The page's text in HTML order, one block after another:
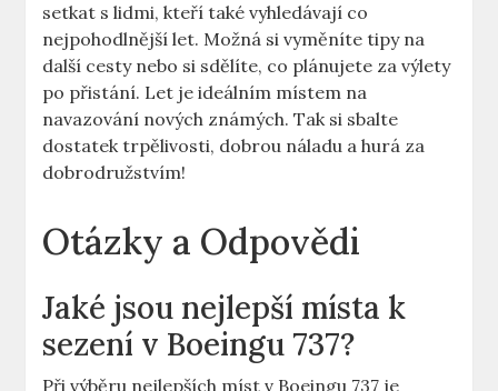
setkat s lidmi, kteří také vyhledávají co
nejpohodlnější let. Možná si vyměníte tipy na
další cesty nebo si sdělíte, co plánujete‍ za výlety
po přistání. Let je ideálním místem⁤ na
navazování nových‍ známých. Tak si sbalte
dostatek trpělivosti, dobrou náladu a hurá za
dobrodružstvím!
Otázky a Odpovědi
Jaké jsou nejlepší místa k
‍sezení​ v Boeingu 737?
Při ⁤výběru nejlepších míst v ‌Boeingu 737 je